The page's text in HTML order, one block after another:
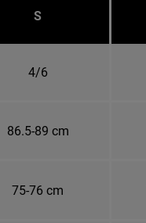
S
4/6
86.5-89 cm
75-76 cm